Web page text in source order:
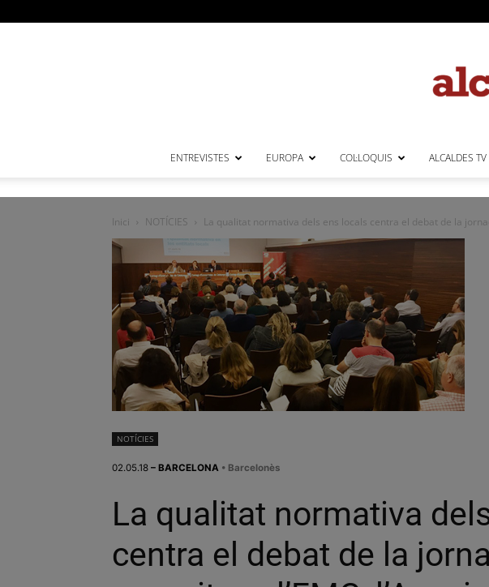
ENTREVISTES EUROPA COL·LOQUIS ALCALDES TV
Inici NOTÍCIES La qualitat normativa dels ens locals centra el debat de la
NOTÍCIES
02.05.18 – BARCELONA • Barcelonès
La qualitat normativa
centra el debat de la